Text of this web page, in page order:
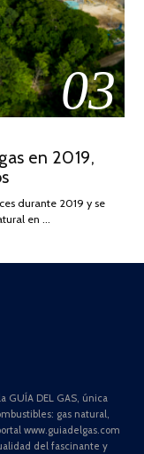
03
en 2019,
durante 2019 y se
en …
GUÍA DEL GAS, única
gas natural,
www.guiadelgas.com
del fascinante y